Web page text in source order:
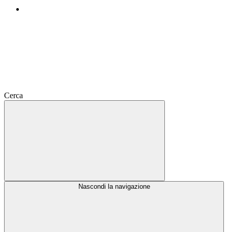
Cerca
Nascondi la navigazione